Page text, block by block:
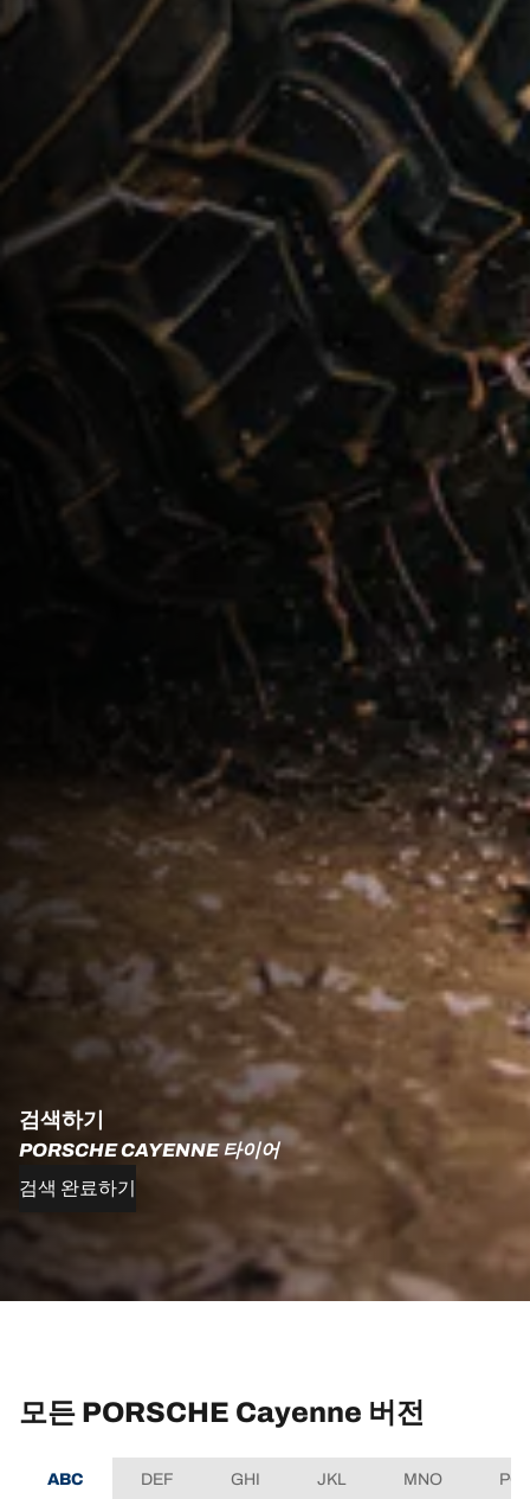
검색하기
PORSCHE CAYENNE 타이어
검색 완료하기
모든 PORSCHE Cayenne 버전
ABC DEF GHI JKL MNO